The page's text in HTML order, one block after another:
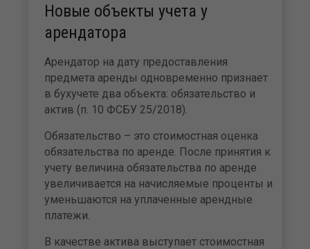
Новые объекты учета у
арендатора
Арендатор на дату предоставления
предмета аренды одновременно признает
в бухучете два объекта: обязательство и
актив (п. 10 ФСБУ 25/2018).
Обязательство – это стоимостная оценка
обязательства по аренде. После принятия к
учету величина обязательства по аренде
увеличивается на начисляемые проценты и
уменьшаются на уплаченные арендные
платежи.
В качестве актива выступает стоимостная